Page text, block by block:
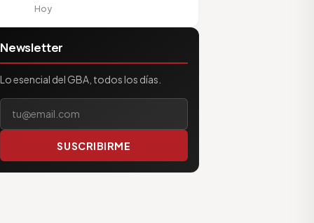
Hoy
Newsletter
Lo esencial del GBA, todos los días.
Tu correo electrónico
SUSCRIBIRME